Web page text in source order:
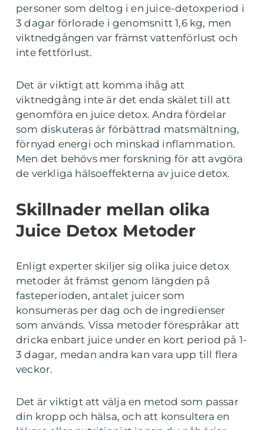
personer som deltog i en juice-detoxperiod i
3 dagar förlorade i genomsnitt 1,6 kg, men
viktnedgången var främst vattenförlust och
inte fettförlust.
Det är viktigt att komma ihåg att
viktnedgång inte är det enda skälet till att
genomföra en juice detox. Andra fördelar
som diskuteras är förbättrad matsmältning,
förnyad energi och minskad inflammation.
Men det behövs mer forskning för att avgöra
de verkliga hälsoeffekterna av juice detox.
Skillnader mellan olika
Juice Detox Metoder
Enligt experter skiljer sig olika juice detox
metoder åt främst genom längden på
fasteperioden, antalet juicer som
konsumeras per dag och de ingredienser
som används. Vissa metoder förespråkar att
dricka enbart juice under en kort period på 1-
3 dagar, medan andra kan vara upp till flera
veckor.
Det är viktigt att välja en metod som passar
din kropp och hälsa, och att konsultera en